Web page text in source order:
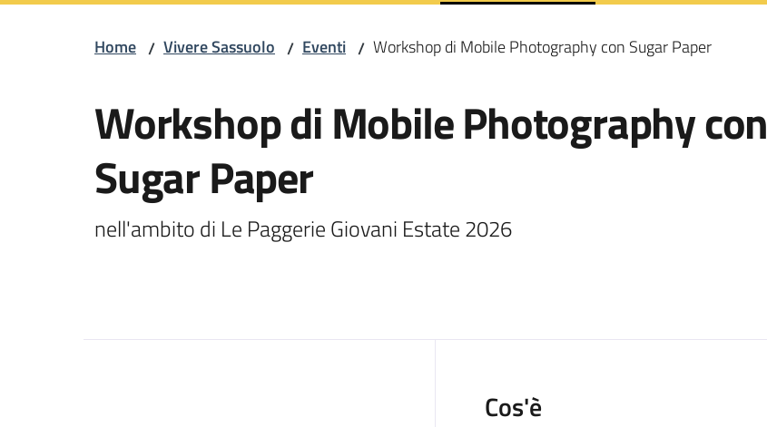
Home / Vivere Sassuolo / Eventi / Workshop di Mobile Photography con Sugar Paper
Workshop di Mobile Photography con
Sugar Paper
nell'ambito di Le Paggerie Giovani Estate 2026
Cos'è